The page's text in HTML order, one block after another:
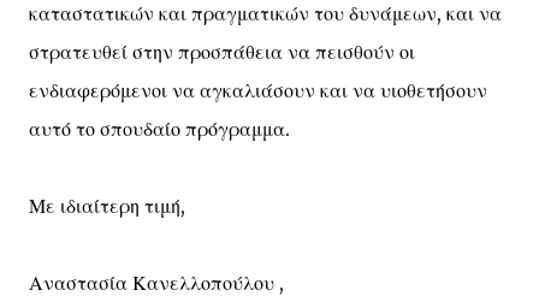
καταστατικών και πραγματικών του δυνάμεων, και να
στρατευθεί στην προσπάθεια να πεισθούν οι
ενδιαφερόμενοι να αγκαλιάσουν και να υιοθετήσουν
αυτό το σπουδαίο πρόγραμμα.
Με ιδιαίτερη τιμή,
Αναστασία Κανελλοπούλου ,